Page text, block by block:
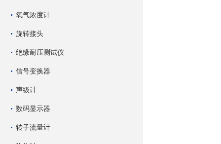
氧气浓度计
旋转接头
绝缘耐压测试仪
信号变换器
声级计
数码显示器
转子流量计